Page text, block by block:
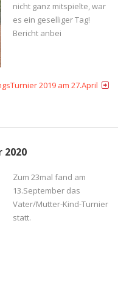
nicht ganz mitspielte, war
es ein geselliger Tag!
Bericht anbei
2019 am 27.April
Zum 23mal fand am
13.September das
Vater/Mutter-Kind-Turnier
statt.